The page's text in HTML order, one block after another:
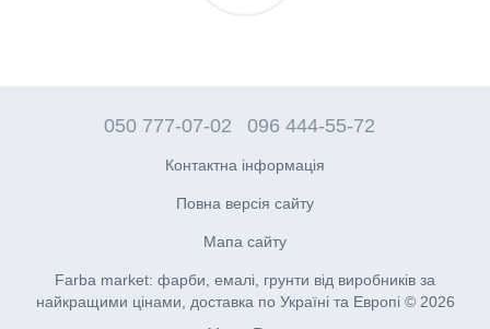
050 777-07-02 096 444-55-72
Контактна інформація
Повна версія сайту
Мапа сайту
Farba market: фарби, емалі, грунти від виробників за
найкращими цінами, доставка по Україні та Европі © 2026